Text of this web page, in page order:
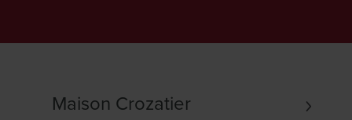
Maison Crozatier